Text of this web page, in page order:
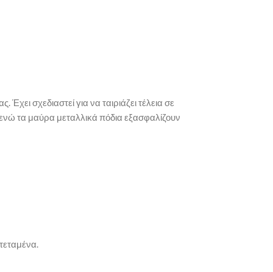
σχεδιαστεί για να ταιριάζει τέλεια σε
τα μαύρα μεταλλικά πόδια εξασφαλίζουν